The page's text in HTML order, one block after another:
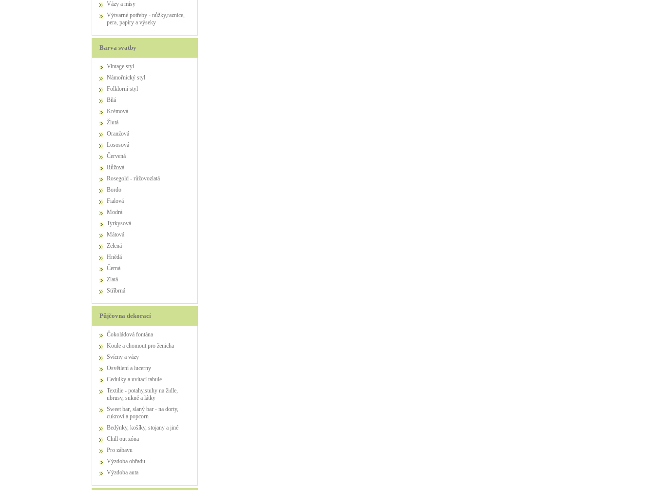
Vázy a mísy
Výtvarné potřeby - nůžky,raznice,
pera, papíry a výseky
Barva svatby
Vintage styl
Námořnický styl
Folklorní styl
Bílá
Krémová
Žlutá
Oranžová
Lososová
Červená
Růžová
Rosegold - růžovozlatá
Bordo
Fialová
Modrá
Tyrkysová
Mátová
Zelená
Hnědá
Černá
Zlatá
Stříbrná
Půjčovna dekorací
Čokoládová fontána
Koule a chomout pro ženicha
Svícny a vázy
Osvětlení a lucerny
Cedulky a uvítací tabule
Textilie - potahy,stuhy na židle,
ubrusy, sukně a látky
Sweet bar, slaný bar - na dorty,
cukroví a popcorn
Bedýnky, košíky, stojany a jiné
Chill out zóna
Pro zábavu
výzdoba obřadu
výzdoba auta